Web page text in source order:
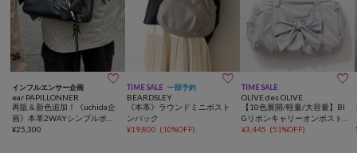
インフルエンサー企画 
ear PAPILLONNER
再販＆新色追加！《uchida企
画》本革2WAYシンプルボス
トンバッグ
¥25,300
TIME SALE 一部予約 
BEARDSLEY
《本革》ラウンドミニボスト
ンバック
¥19,800 (10%OFF)
TIME SALE 
OLIVE des OLIVE
【10色展開/軽量/大容量】BI
Gリボンキャリーオンボスト
ンバッグ
¥3,445 (51%OFF)